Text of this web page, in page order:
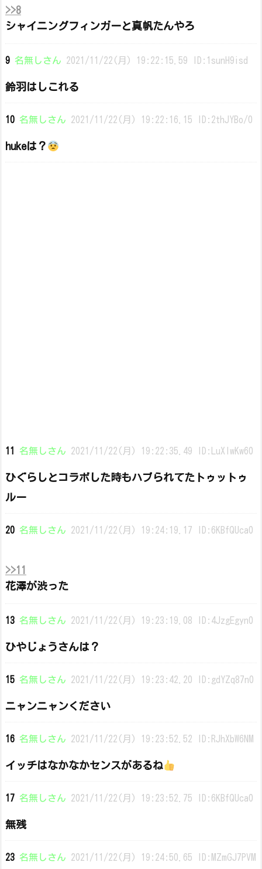
>>8
シャイニングフィンガーと真帆たんやろ
9 名無しさん 2021/11/22(月) 19:22:15.59 ID:1sunH9isd
鈴羽はしこれる
10 名無しさん 2021/11/22(月) 19:22:16.15 ID:2thJYBo/0
hukeは？
11 名無しさん 2021/11/22(月) 19:22:35.49 ID:LuXlwKw60
ひぐらしとコラボした時もハブられてたトゥットゥ
ルー
20 名無しさん 2021/11/22(月) 19:24:19.17 ID:6KBfQUca0
>>11
花澤が渋った
13 名無しさん 2021/11/22(月) 19:23:19.08 ID:4JzgEgyn0
ひやじょうさんは？
15 名無しさん 2021/11/22(月) 19:23:42.20 ID:gdYZq87n0
ニャンニャンください
16 名無しさん 2021/11/22(月) 19:23:52.52 ID:RJhXbW6NM
イッチはなかなかセンスがあるね
17 名無しさん 2021/11/22(月) 19:23:52.75 ID:6KBfQUca0
無残
23 名無しさん 2021/11/22(月) 19:24:50.65 ID:MZmGJ7PVM